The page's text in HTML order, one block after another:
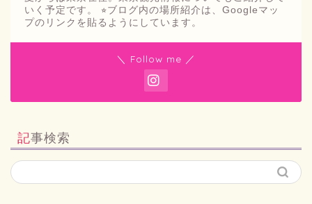
いく予定です。 ⭐︎ブログ内の場所紹介は、Googleマッ
プのリンクを貼るようにしています。
＼ Follow me ／
記事検索